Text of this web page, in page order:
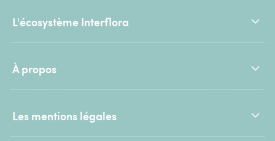
L'écosystème Interflora
À propos
Les mentions légales